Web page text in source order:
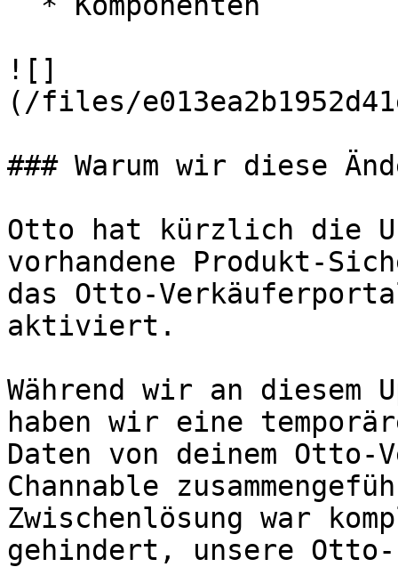
![]
(/files/
### Warum wir diese
Otto hat kürzlich die
vorhandene Produkt-
das Otto-
aktiviert.
Während wir an diesem
haben wir eine
Daten von deinem
Channable
Zwischenlösung war
gehindert, unsere